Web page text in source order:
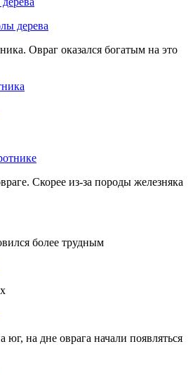
Овраг оказался богатым на это
Скорее из-за породы железняка
более трудным
на дне оврага начали появляться